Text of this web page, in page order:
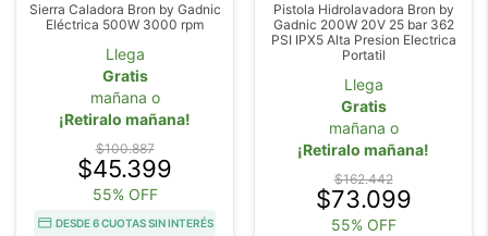
Sierra Caladora Bron by Gadnic
Eléctrica 500W 3000 rpm
Llega
Gratis
mañana o
¡Retiralo mañana!
$100.887
$45.399
55% OFF
DESDE 6 CUOTAS SIN INTERÉS
Pistola Hidrolavadora Bron by
Gadnic 200W 20V 25 bar 362
PSI IPX5 Alta Presion Electrica
Portatil
Llega
Gratis
mañana o
¡Retiralo mañana!
$162.442
$73.099
55% OFF